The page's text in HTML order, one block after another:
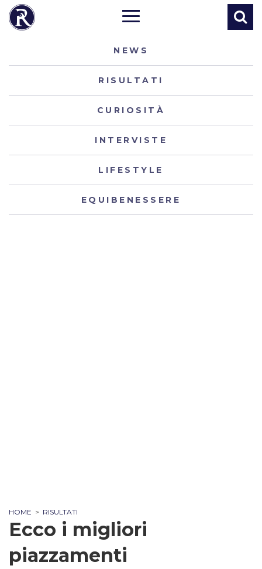
NEWS
RISULTATI
CURIOSITÀ
INTERVISTE
LIFESTYLE
EQUIBENESSERE
HOME > RISULTATI
Ecco i migliori
piazzamenti